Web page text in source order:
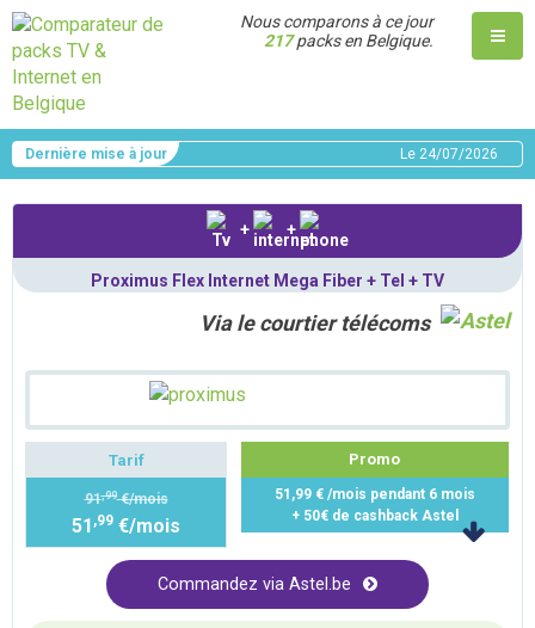
Nous comparons à ce jour
217packs en Belgique.
Dernière mise à jour Le 24/07/2026
+ +
Proximus Flex Internet Mega Fiber + Tel + TV
Via le courtier télécoms
Tarif
91,99€/mois
51 ,99 €/mois
Promo
51,99 € /mois pendant 6 mois
+ 50€ de cashback Astel
Commandez via Astel.be